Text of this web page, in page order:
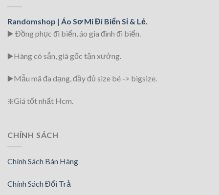
Randomshop | Áo Sơ Mi Đi Biển Sỉ & Lẻ.
▶️ Đồng phục đi biển, áo gia đình đi biển.
▶️Hàng có sẵn, giá gốc tận xưởng.
▶️Mẫu mã đa dạng, đầy đủ size bé -> bigsize.
❇️Giá tốt nhất Hcm.
CHÍNH SÁCH
Chính Sách Bán Hàng
Chính Sách Đổi Trả